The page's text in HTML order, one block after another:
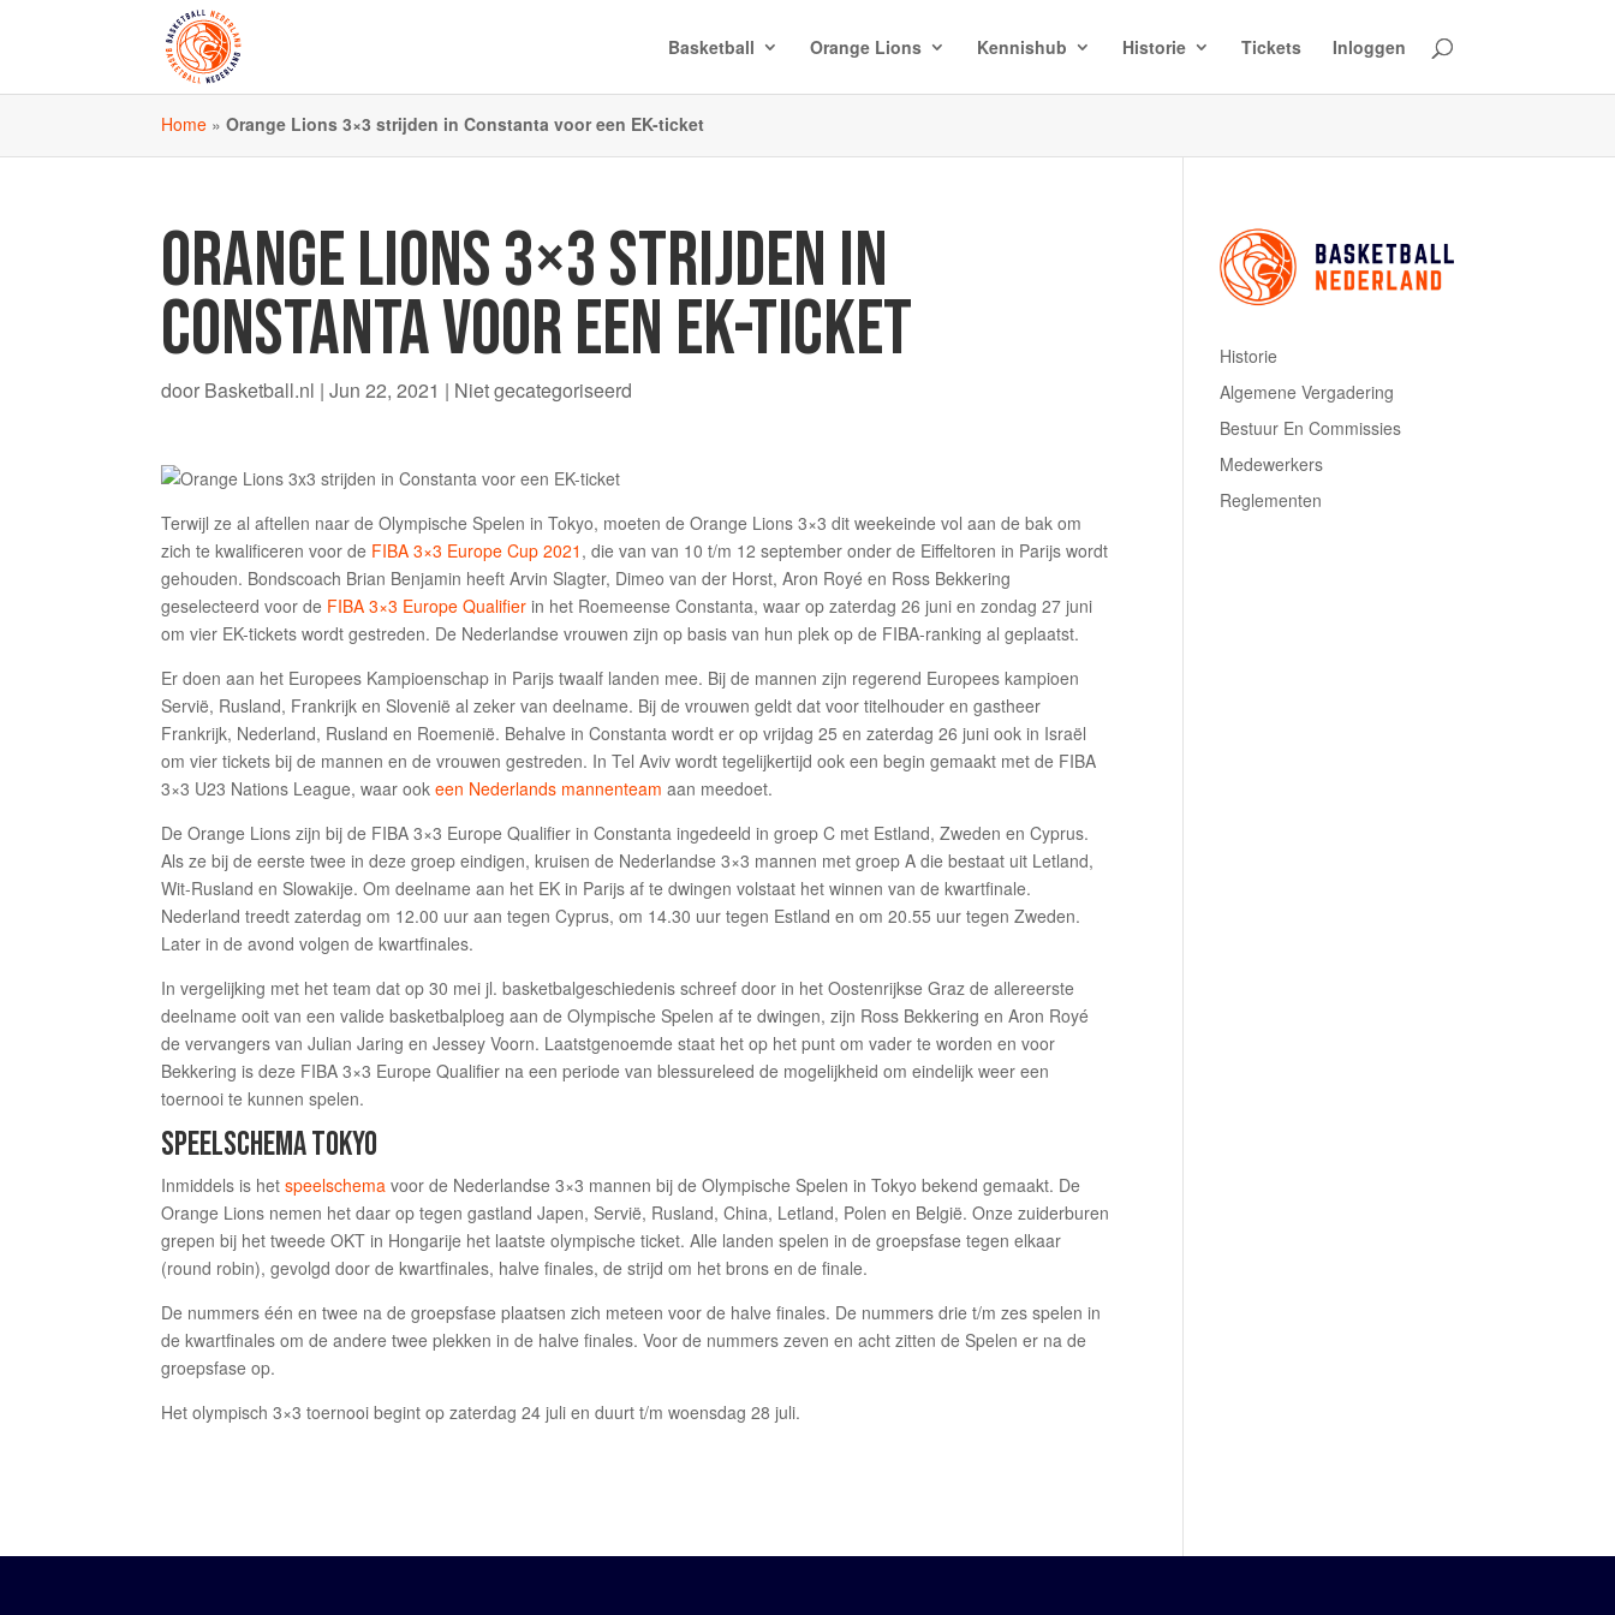
Basketball Orange Lions Kennishub Historie Tickets Inloggen
Home »Orange Lions 3×3 strijden in Constanta voor een EK-ticket
ORANGE LIONS 3×3 STRIJDEN IN
CONSTANTA VOOR EEN EK-TICKET
door Basketball.nl |Jun 22, 2021 | Niet gecategoriseerd
Terwijl ze al aftellen naar de Olympische Spelen in Tokyo, moeten de Orange Lions 3×3 dit weekeinde vol aan de bak om
zich te kwalificeren voor de FIBA 3×3 Europe Cup 2021 , die van van 10 t/m 12 september onder de Eiffeltoren in Parijs wordt
gehouden. Bondscoach Brian Benjamin heeft Arvin Slagter, Dimeo van der Horst, Aron Royé en Ross Bekkering
geselecteerd voor de FIBA 3×3 Europe Qualifier in het Roemeense Constanta, waar op zaterdag 26 juni en zondag 27 juni
om vier EK-tickets wordt gestreden. De Nederlandse vrouwen zijn op basis van hun plek op de FIBA-ranking al geplaatst.
Er doen aan het Europees Kampioenschap in Parijs twaalf landen mee. Bij de mannen zijn regerend Europees kampioen
Servië, Rusland, Frankrijk en Slovenië al zeker van deelname. Bij de vrouwen geldt dat voor titelhouder en gastheer
Frankrijk, Nederland, Rusland en Roemenië. Behalve in Constanta wordt er op vrijdag 25 en zaterdag 26 juni ook in Israël
om vier tickets bij de mannen en de vrouwen gestreden. In Tel Aviv wordt tegelijkertijd ook een begin gemaakt met de FIBA
3×3 U23 Nations League, waar ookeen Nederlands mannenteam aan meedoet.
De Orange Lions zijn bij de FIBA 3×3 Europe Qualifier in Constanta ingedeeld in groep C met Estland, Zweden en Cyprus.
Als ze bij de eerste twee in deze groep eindigen, kruisen de Nederlandse 3×3 mannen met groep A die bestaat uit Letland,
Wit-Rusland en Slowakije. Om deelname aan het EK in Parijs af te dwingen volstaat het winnen van de kwartfinale.
Nederland treedt zaterdag om 12.00 uur aan tegen Cyprus, om 14.30 uur tegen Estland en om 20.55 uur tegen Zweden.
Later in de avond volgen de kwartfinales.
In vergelijking met het team dat op 30 mei jl. basketbalgeschiedenis schreef door in het Oostenrijkse Graz de allereerste
deelname ooit van een valide basketbalploeg aan de Olympische Spelen af te dwingen, zijn Ross Bekkering en Aron Royé
de vervangers van Julian Jaring en Jessey Voorn. Laatstgenoemde staat het op het punt om vader te worden en voor
Bekkering is deze FIBA 3×3 Europe Qualifier na een periode van blessureleed de mogelijkheid om eindelijk weer een
toernooi te kunnen spelen.
SPEELSCHEMA TOKYO
Inmiddels is hetspeelschema voor de Nederlandse 3×3 mannen bij de Olympische Spelen in Tokyo bekend gemaakt. De
Orange Lions nemen het daar op tegen gastland Japen, Servië, Rusland, China, Letland, Polen en België. Onze zuiderburen
grepen bij het tweede OKT in Hongarije het laatste olympische ticket. Alle landen spelen in de groepsfase tegen elkaar
(round robin), gevolgd door de kwartfinales, halve finales, de strijd om het brons en de finale.
De nummers één en twee na de groepsfase plaatsen zich meteen voor de halve finales. De nummers drie t/m zes spelen in
de kwartfinales om de andere twee plekken in de halve finales. Voor de nummers zeven en acht zitten de Spelen er na de
groepsfase op.
Het olympisch 3×3 toernooi begint op zaterdag 24 juli en duurt t/m woensdag 28 juli.
Historie
Algemene Vergadering
Bestuur En Commissies
Medewerkers
Reglementen